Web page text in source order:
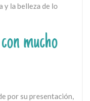
y la belleza de lo
mucho
por su presentación,